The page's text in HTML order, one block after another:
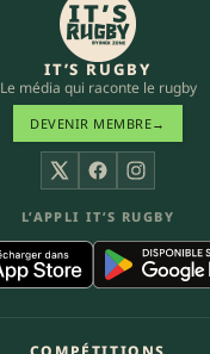
IT’S RUGBY
Le média qui raconte le rugby
DEVENIR MEMBRE→
X FacebookInstagram
L’APPLI IT’S RUGBY